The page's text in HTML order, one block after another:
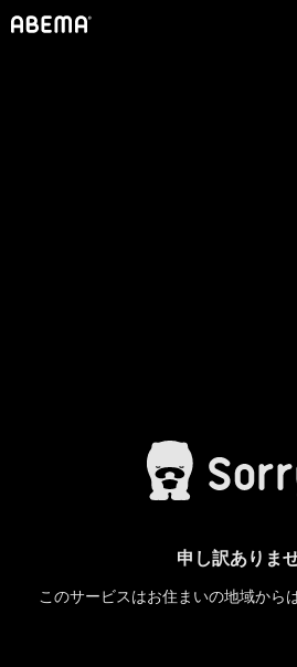
申し訳ありま
このサービスはお住まいの地域から